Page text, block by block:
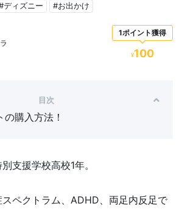
ディズニー #お出かけ
1ポイント獲得
¥100
目次
の購入方法！
支援学校高校1年。
ペクトラム、ADHD、両足内反足で